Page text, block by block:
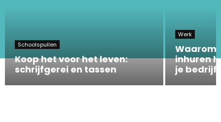
Schoolspullen
Koop het voor het leven:
schrijfgerei en tassen
Werk
Waarom
inhuren
je bedrijf